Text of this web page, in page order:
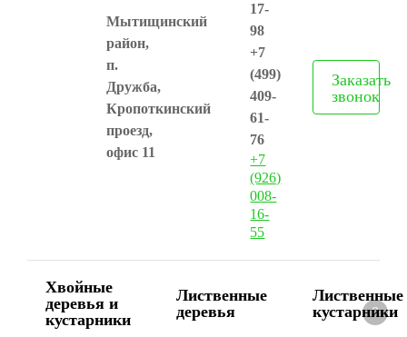
Мытищинский
район,
п.
Дружба,
Кропоткинский
проезд,
офис 11
17-
98
+7
(499)
409-
61-
76
+7
(926)
008-
16-
55
Заказать
звонок
Хвойные
деревья и
кустарники
Лиственные
деревья
Лиственные
кустарники
0